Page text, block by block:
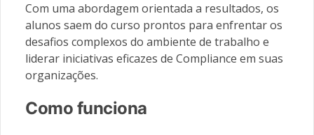
Com uma abordagem orientada a resultados, os
alunos saem do curso prontos para enfrentar os
desafios complexos do ambiente de trabalho e
liderar iniciativas eficazes de Compliance em suas
organizações.
Como funciona